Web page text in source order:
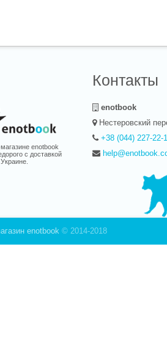
enotbook
с доставкой
Контакты
enotbook
Нестеровский
+38 (044) 227-22-
enotbook © 2014-2018